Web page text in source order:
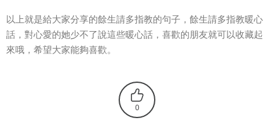
以上就是給大家分享的餘生請多指教的句子，餘生請多指教暖心
話，對心愛的她少不了說這些暖心話，喜歡的朋友就可以收藏起
來哦，希望大家能夠喜歡。
0